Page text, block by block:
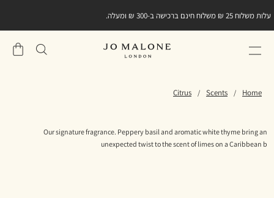
עלות משלוח 25 ₪ משלוח חינם ברכישה ב-300 ₪ ומעלה.
שֶׁלִי
Home
Scents
Citrus
Lime Basil & Mandarin
Our signature fragrance. Peppery basil and aromatic white thyme bring an
unexpected twist to the scent of limes on a Caribbean b